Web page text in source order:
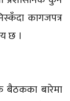
कागजपत्र
छ ।
बैठकका बारेमा